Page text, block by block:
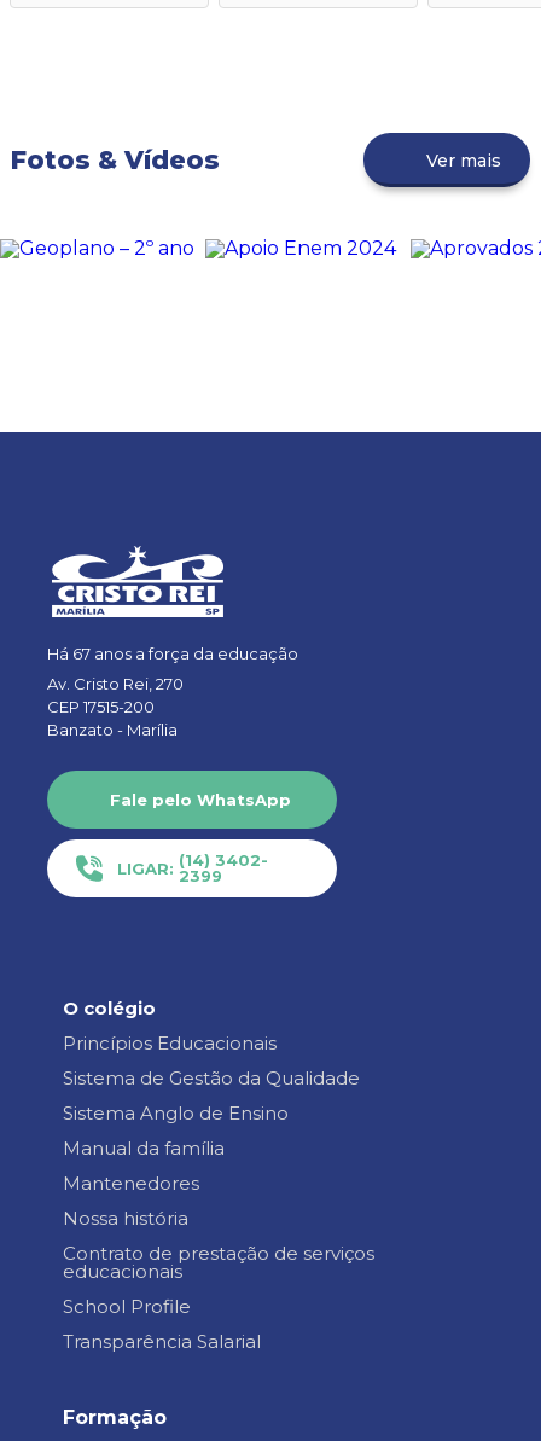
Fotos & Vídeos Ver mais
Há 67 anos a força da educação
Av. Cristo Rei, 270
CEP 17515-200
Banzato - Marília
Fale pelo WhatsApp
LIGAR: (14) 3402-
2399
O colégio
Princípios Educacionais
Sistema de Gestão da Qualidade
Sistema Anglo de Ensino
Manual da família
Mantenedores
Nossa história
Contrato de prestação de serviços
educacionais
School Profile
Transparência Salarial
Formação